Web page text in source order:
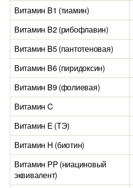
Витамин B1 (тиамин)
Витамин B2 (рибофлавин)
Витамин B5 (пантотеновая)
Витамин B6 (пиридоксин)
Витамин B9 (фолиевая)
Витамин C
Витамин E (ТЭ)
Витамин H (биотин)
Витамин PP (ниациновый
эквивалент)